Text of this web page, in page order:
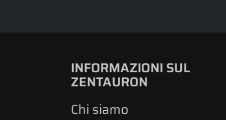
INFORMAZIONI SUL
ZENTAURON
Chi siamo